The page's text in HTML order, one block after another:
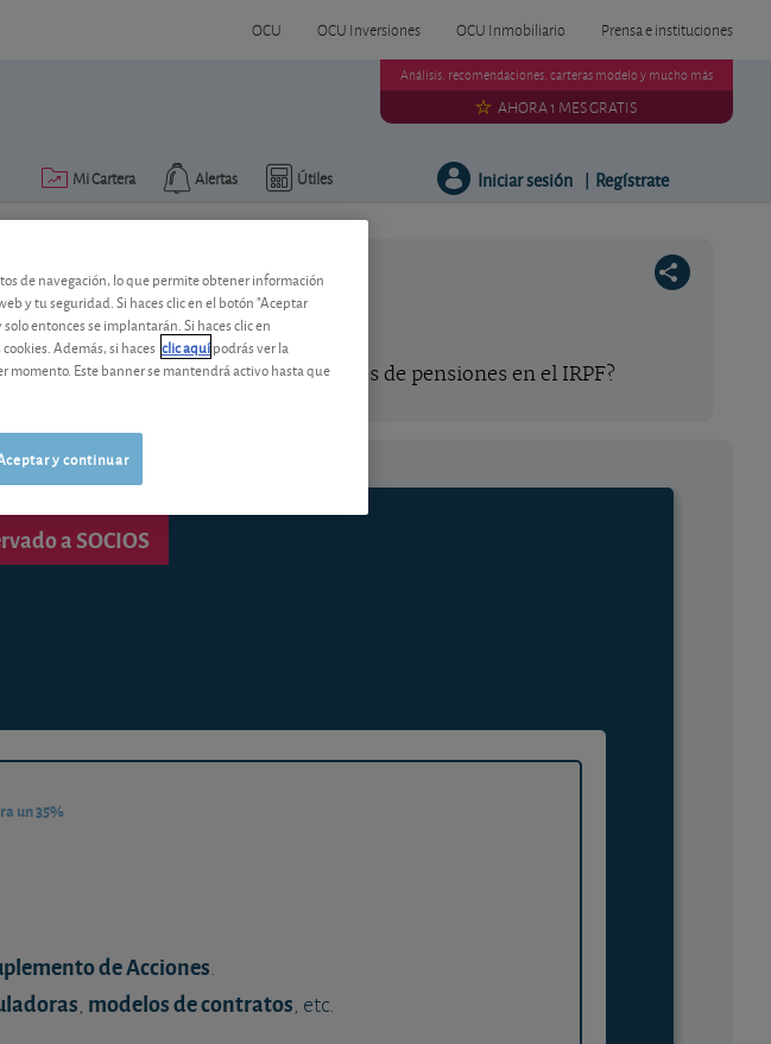
OCU OCU Inversiones OCU Inmobiliario Prensa e instituciones
Útiles
Alertas
Mi Cartera
Análisis, recomendaciones, carteras modelo y mucho más
AHORA 1 MES GRATIS
Iniciar sesión | Regístrate
los planes
los planes de jubilación y los planes de pensiones en el IRPF?
a SOCIOS
un 35%
de Acciones.
, modelos de contratos, etc.
de navegación, lo que permite obtener información
y tu seguridad. Si haces clic en el botón "Aceptar
entonces se implantarán. Si haces clic en
Además, si haces clic aquípodrás ver la
Este banner se mantendrá activo hasta que
y continuar